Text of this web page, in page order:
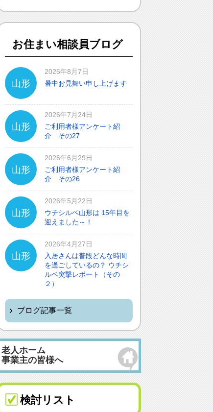
お住まい相談員ブログ
山形
2026年8月7日
暑中お見舞い申し上げます
山形
2026年7月24日
ご利用者様アンケート紹
介 その27
山形
2026年6月29日
ご利用者様アンケート紹
介 その26
山形
2026年5月22日
ウチシルベ山形は 15年目を
迎えました～！
山形
2026年4月27日
入居さんは普段どんな時間
を過ごしているの？ ウチシ
ルベ突撃レポート（その
２）
ブログ記事一覧
老人ホーム
事業主の皆様へ
検討リスト